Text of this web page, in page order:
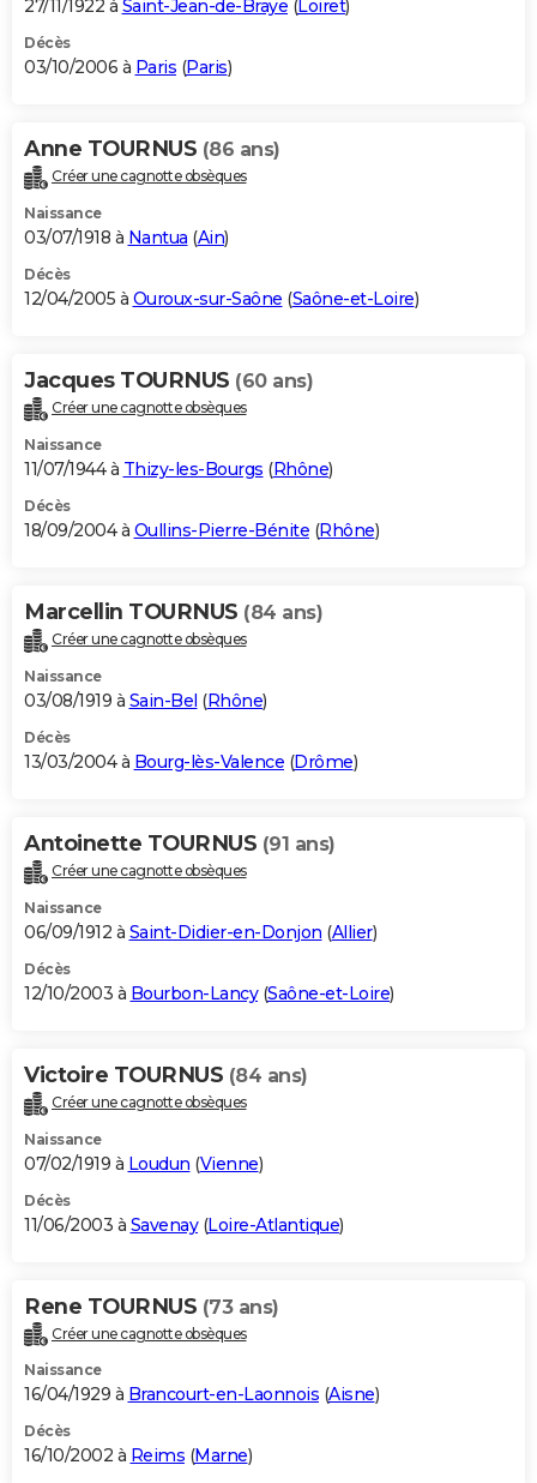
27/11/1922 à Saint-Jean-de-Braye (Loiret)
Décès
03/10/2006 à Paris (Paris)
Anne TOURNUS (86 ans)
Créer une cagnotte obsèques
Naissance
03/07/1918 à Nantua (Ain)
Décès
12/04/2005 à Ouroux-sur-Saône (Saône-et-Loire)
Jacques TOURNUS (60 ans)
Créer une cagnotte obsèques
Naissance
11/07/1944 à Thizy-les-Bourgs (Rhône)
Décès
18/09/2004 à Oullins-Pierre-Bénite (Rhône)
Marcellin TOURNUS (84 ans)
Créer une cagnotte obsèques
Naissance
03/08/1919 à Sain-Bel (Rhône)
Décès
13/03/2004 à Bourg-lès-Valence (Drôme)
Antoinette TOURNUS (91 ans)
Créer une cagnotte obsèques
Naissance
06/09/1912 à Saint-Didier-en-Donjon (Allier)
Décès
12/10/2003 à Bourbon-Lancy(Saône-et-Loire)
Victoire TOURNUS (84 ans)
Créer une cagnotte obsèques
Naissance
07/02/1919 à Loudun (Vienne)
Décès
11/06/2003 à Savenay(Loire-Atlantique)
Rene TOURNUS (73 ans)
Créer une cagnotte obsèques
Naissance
16/04/1929 à Brancourt-en-Laonnois (Aisne)
Décès
16/10/2002 à Reims (Marne)